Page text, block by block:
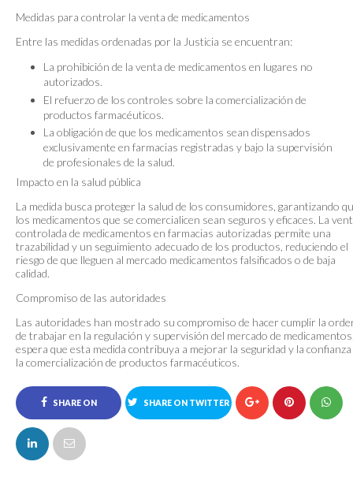
Medidas para controlar la venta de medicamentos
Entre las medidas ordenadas por la Justicia se encuentran:
La prohibición de la venta de medicamentos en lugares no
autorizados.
El refuerzo de los controles sobre la comercialización de
productos farmacéuticos.
La obligación de que los medicamentos sean dispensados
exclusivamente en farmacias registradas y bajo la supervisión
de profesionales de la salud.
Impacto en la salud pública
La medida busca proteger la salud de los consumidores, garantizando
los medicamentos que se comercialicen sean seguros y eficaces. La
controlada de medicamentos en farmacias autorizadas permite una
trazabilidad y un seguimiento adecuado de los productos, reduciendo el
riesgo de que lleguen al mercado medicamentos falsificados o de baja
calidad.
Compromiso de las autoridades
Las autoridades han mostrado su compromiso de hacer cumplir la
de trabajar en la regulación y supervisión del mercado de
espera que esta medida contribuya a mejorar la seguridad y la
la comercialización de productos farmacéuticos.
SHARE ON
FACEBOOK
SHARE ON TWITTER